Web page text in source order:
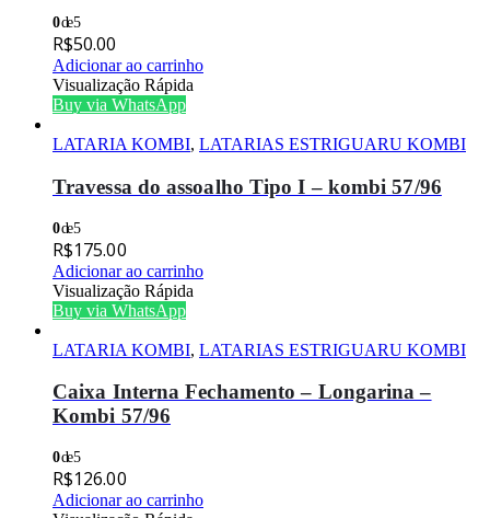
0de 5
R$50.00
Adicionar ao carrinho
Visualização Rápida
Buy via WhatsApp
LATARIA KOMBI, LATARIAS ESTRIGUARU KOMBI
Travessa do assoalho Tipo I – kombi 57/96
0de 5
R$175.00
Adicionar ao carrinho
Visualização Rápida
Buy via WhatsApp
LATARIA KOMBI, LATARIAS ESTRIGUARU KOMBI
Caixa Interna Fechamento – Longarina –
Kombi 57/96
0de 5
R$126.00
Adicionar ao carrinho